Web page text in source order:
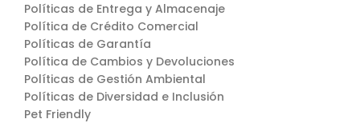
Políticas de Entrega y Almacenaje
Política de Crédito Comercial
Políticas de Garantía
Política de Cambios y Devoluciones
Políticas de Gestión Ambiental
Políticas de Diversidad e Inclusión
Pet Friendly